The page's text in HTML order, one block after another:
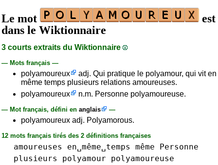
Le mot
est
dans le Wiktionnaire
3 courts extraits du Wiktionnaire
— Mots français —
polyamoureux
adj. Qui pratique le polyamour, qui vit en
même temps plusieurs relations amoureuses.
polyamoureux
n.m. Personne polyamoureuse.
— Mot français, défini en anglais —
polyamoureux adj. Polyamorous.
12 mots français tirés des 2 définitions françaises
amoureuses en␣même␣temps même
Personne
plusieurs
polyamour
polyamoureuse